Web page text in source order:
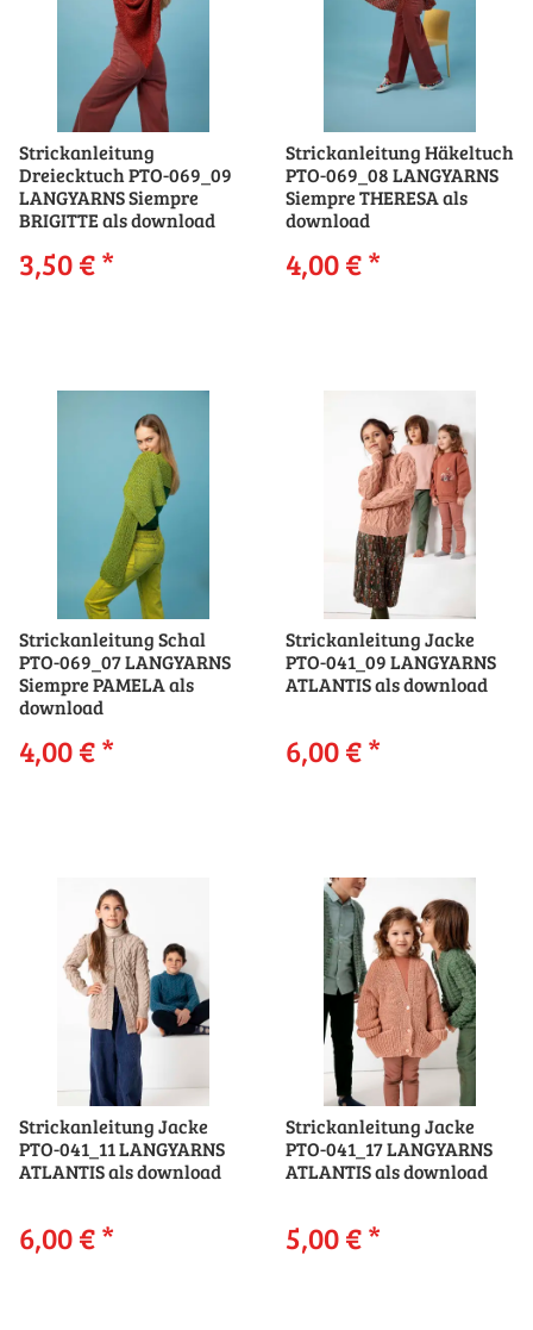
Strickanleitung
Dreiecktuch PTO-069_09
LANGYARNS Siempre
BRIGITTE als download
3,50 €*
Strickanleitung Häkeltuch
PTO-069_08 LANGYARNS
Siempre THERESA als
download
4,00 €*
Strickanleitung Schal
PTO-069_07 LANGYARNS
Siempre PAMELA als
download
4,00 €*
Strickanleitung Jacke
PTO-041_09 LANGYARNS
ATLANTIS als download
6,00 €*
Strickanleitung Jacke
PTO-041_11 LANGYARNS
ATLANTIS als download
6,00 €*
Strickanleitung Jacke
PTO-041_17 LANGYARNS
ATLANTIS als download
5,00 €*